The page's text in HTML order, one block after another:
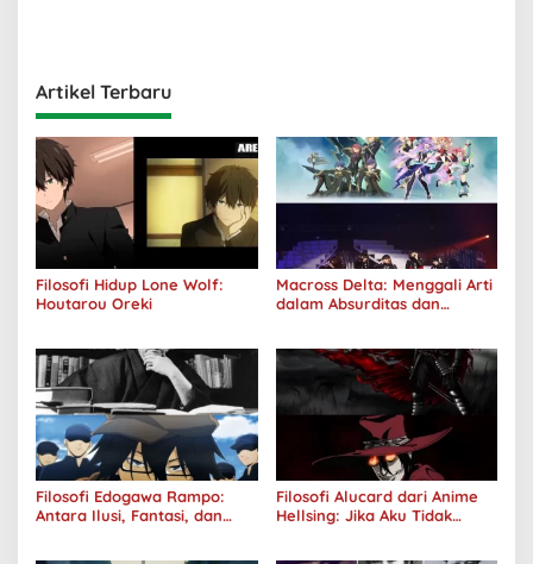
Artikel Terbaru
Filosofi Hidup Lone Wolf:
Houtarou Oreki
Macross Delta: Menggali Arti
dalam Absurditas dan
Filosofi Edogawa Rampo:
Antara Ilusi, Fantasi, dan
Filosofi Alucard dari Anime
Hellsing: Jika Aku Tidak